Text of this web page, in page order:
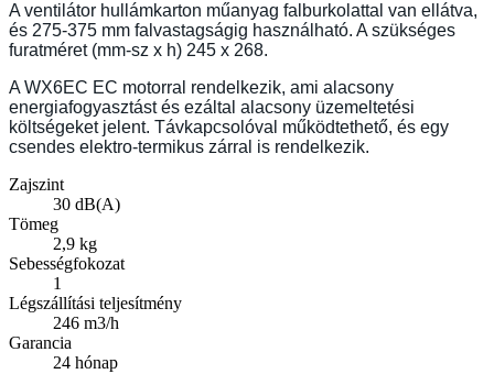
A ventilátor hullámkarton műanyag falburkolattal van ellátva,
és 275-375 mm falvastagságig használható. A szükséges
furatméret (mm-sz x h) 245 x 268.
A WX6EC EC motorral rendelkezik, ami alacsony
energiafogyasztást és ezáltal alacsony üzemeltetési
költségeket jelent. Távkapcsolóval működtethető, és egy
csendes elektro-termikus zárral is rendelkezik.
Zajszint
30 dB(A)
Tömeg
2,9 kg
Sebességfokozat
1
Légszállítási teljesítmény
246 m3/h
Garancia
24 hónap